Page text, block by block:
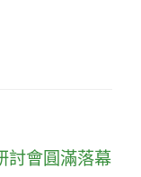
討會圓滿落幕